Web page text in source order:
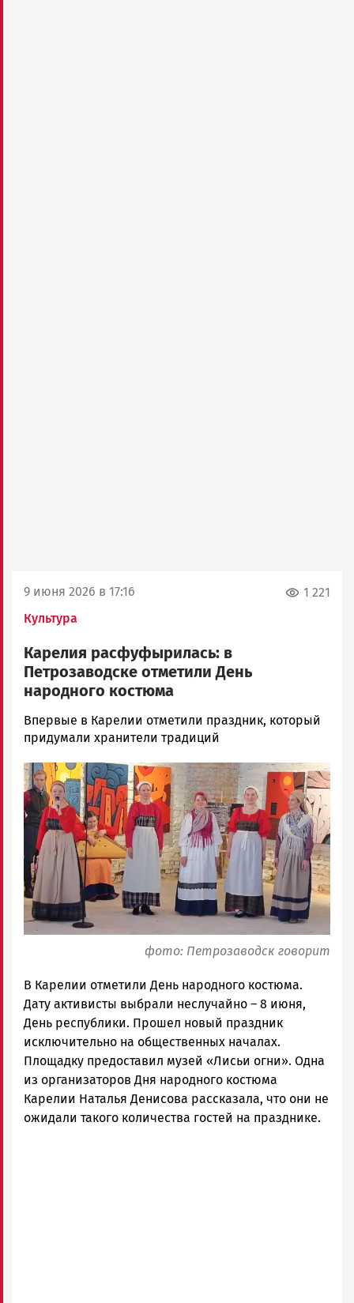
9 июня 2026 в 17:16
Культура
1 221
Карелия расфуфырилась: в
Петрозаводске отметили День
народного костюма
Марина
Бедорфаc
Петрозаводска
и
Карелии
|
Петрозаводск
ГОВОРИТ
Впервые в Карелии отметили праздник, который
придумали хранители традиций
Image
фото: Петрозаводск говорит
В Карелии отметили День народного костюма.
Дату активисты выбрали неслучайно – 8 июня,
День республики. Прошел новый праздник
исключительно на общественных началах.
Площадку предоставил музей «Лисьи огни». Одна
из организаторов Дня народного костюма
Карелии Наталья Денисова рассказала, что они не
ожидали такого количества гостей на празднике.